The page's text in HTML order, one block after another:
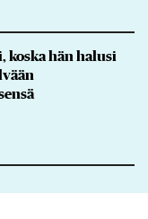
koska hän halusi